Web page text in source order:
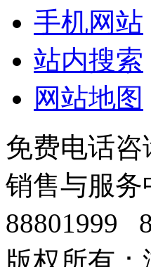
手机网站
站内搜索
网站地图
免费电话咨
销售与服务
88801999